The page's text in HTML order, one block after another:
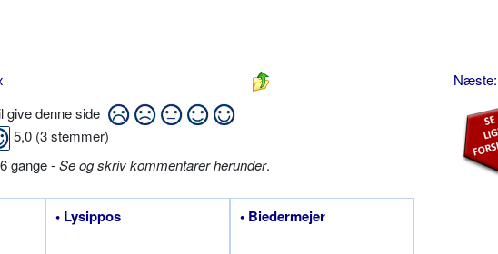
give denne side
5,0 (3stemmer)
gange -Se og skriv kommentarer herunder.
• Lysippos • Biedermejer